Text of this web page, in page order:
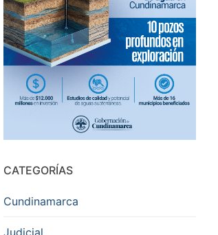
CATEGORÍAS
Cundinamarca
Judicial